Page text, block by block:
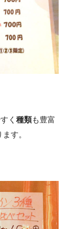
く 種類も豊富
す。